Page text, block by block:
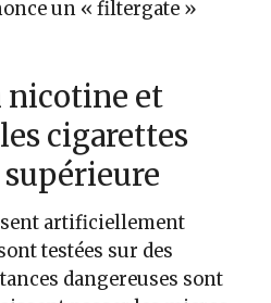
un « filtergate »
nicotine et
cigarettes
supérieure
artificiellement
testées sur des
dangereuses sont